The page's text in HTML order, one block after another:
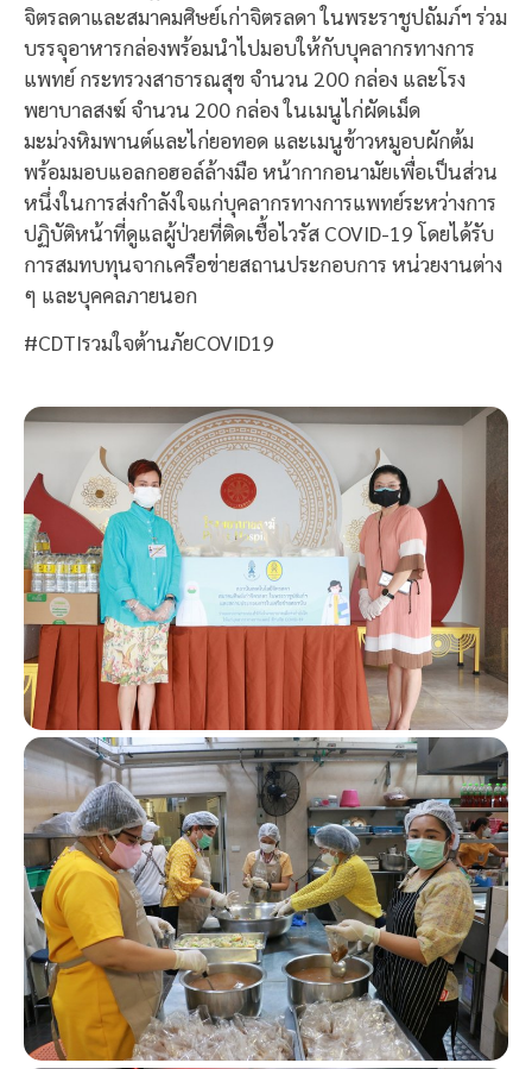
จิตรลดาและสมาคมศิษย์เก่าจิตรลดา ในพระราชูปถัมภ์ฯ ร่วม
บรรจุอาหารกล่องพร้อมนำไปมอบให้กับบุคลากรทางการ
แพทย์ กระทรวงสาธารณสุข จำนวน 200 กล่อง และโรง
พยาบาลสงฆ์ จำนวน 200 กล่อง ในเมนูไก่ผัดเม็ด
มะม่วงหิมพานต์และไก่ยอทอด และเมนูข้าวหมูอบผักต้ม
พร้อมมอบแอลกอฮอล์ล้างมือ หน้ากากอนามัยเพื่อเป็นส่วน
หนึ่งในการส่งกำลังใจแก่บุคลากรทางการแพทย์ระหว่างการ
ปฏิบัติหน้าที่ดูแลผู้ป่วยที่ติดเชื้อไวรัส COVID-19 โดยได้รับ
การสมทบทุนจากเครือข่ายสถานประกอบการ หน่วยงานต่าง
ๆ และบุคคลภายนอก
#CDTIรวมใจต้านภัยCOVID19